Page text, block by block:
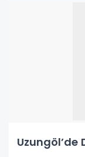
Uzungöl’de